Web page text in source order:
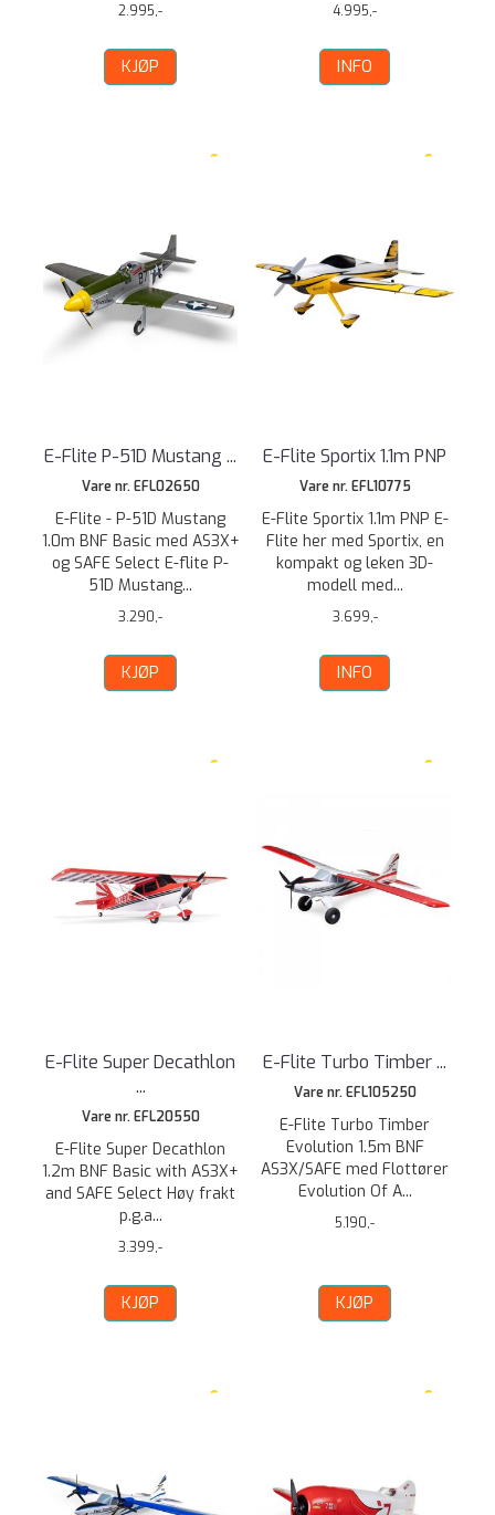
2.995,-
KJØP
4.995,-
INFO
E-Flite P-51D Mustang ...
Vare nr. EFL02650
E-Flite - P-51D Mustang
1.0m BNF Basic med AS3X+
og SAFE Select E-flite P-
51D Mustang...
3.290,-
KJØP
E-Flite Sportix 1.1m PNP
Vare nr. EFL10775
E-Flite Sportix 1.1m PNP E-
Flite her med Sportix, en
kompakt og leken 3D-
modell med...
3.699,-
INFO
E-Flite Super Decathlon
...
Vare nr. EFL20550
E-Flite Super Decathlon
1.2m BNF Basic with AS3X+
and SAFE Select Høy frakt
p.g.a...
3.399,-
KJØP
E-Flite Turbo Timber ...
Vare nr. EFL105250
E-Flite Turbo Timber
Evolution 1.5m BNF
AS3X/SAFE med Flottører
Evolution Of A...
5.190,-
KJØP